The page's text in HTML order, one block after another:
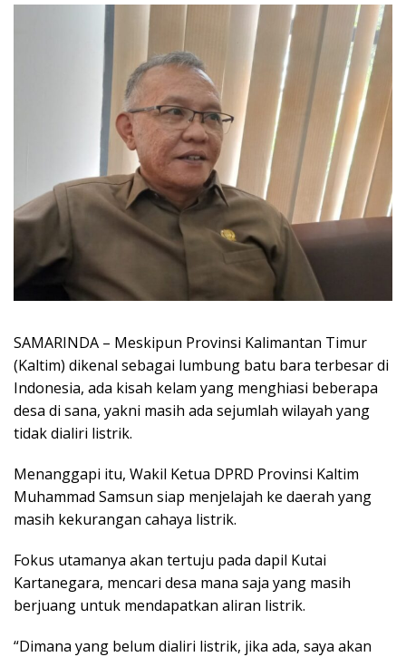
SAMARINDA – Meskipun Provinsi Kalimantan Timur
(Kaltim) dikenal sebagai lumbung batu bara terbesar di
Indonesia, ada kisah kelam yang menghiasi beberapa
desa di sana, yakni masih ada sejumlah wilayah yang
tidak dialiri listrik.
Menanggapi itu, Wakil Ketua DPRD Provinsi Kaltim
Muhammad Samsun siap menjelajah ke daerah yang
masih kekurangan cahaya listrik.
Fokus utamanya akan tertuju pada dapil Kutai
Kartanegara, mencari desa mana saja yang masih
berjuang untuk mendapatkan aliran listrik.
“Dimana yang belum dialiri listrik, jika ada, saya akan